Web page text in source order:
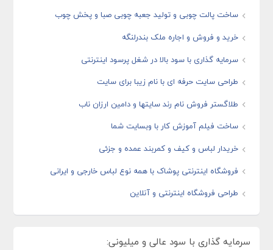
ساخت پالت چوبی و تولید جعبه چوبی صبا و پخش چوب
خرید و فروش و اجاره ملک بندرلنگه
سرمایه گذاری با سود بالا در شغل پرسود اینترنتی
طراحی سایت حرفه ای با نام زیبا برای سایت
طلاگستر فروش نام رند سایتها و دامین ارزان ناب
ساخت فیلم آموزش کار با وبسایت شما
خریدار لباس و کیف و کمربند عمده و جزئی
فروشگاه اینترنتی پوشاک با همه نوع لباس خارجی و ایرانی
طراحی فروشگاه اینترنتی و آنلاین
سرمایه گذاری با سود عالی و میلیونی: